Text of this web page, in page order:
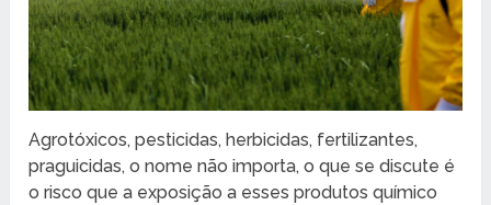
Agrotóxicos, pesticidas, herbicidas, fertilizantes,
praguicidas, o nome não importa, o que se discute é
o risco que a exposição a esses produtos químico